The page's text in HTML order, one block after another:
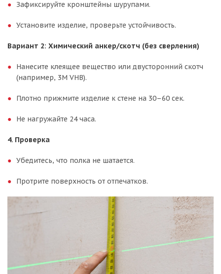
Зафиксируйте кронштейны шурупами.
Установите изделие, проверьте устойчивость.
Вариант 2: Химический анкер/скотч (без сверления)
Нанесите клеящее вещество или двусторонний скотч
(например, 3М VHB).
Плотно прижмите изделие к стене на 30–60 сек.
Не нагружайте 24 часа.
4. Проверка
Убедитесь, что полка не шатается.
Протрите поверхность от отпечатков.